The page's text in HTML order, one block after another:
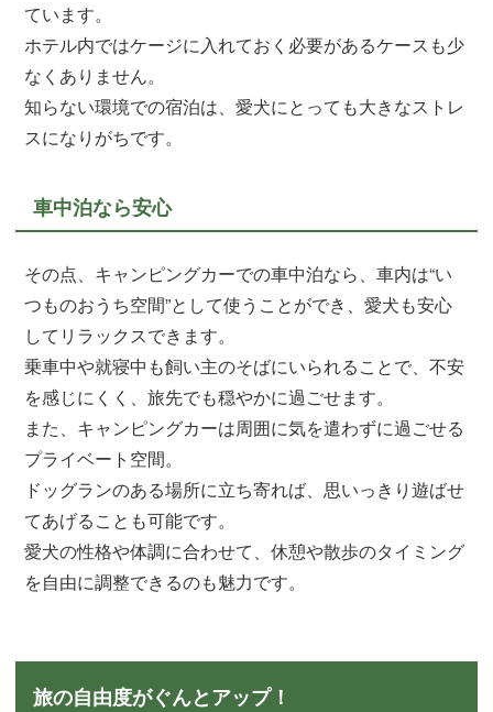
ています。
ホテル内ではケージに入れておく必要があるケースも少
なくありません。
知らない環境での宿泊は、愛犬にとっても大きなストレ
スになりがちです。
車中泊なら安心
その点、キャンピングカーでの車中泊なら、車内は“い
つものおうち空間”として使うことができ、愛犬も安心
してリラックスできます。
乗車中や就寝中も飼い主のそばにいられることで、不安
を感じにくく、旅先でも穏やかに過ごせます。
また、キャンピングカーは周囲に気を遣わずに過ごせる
プライベート空間。
ドッグランのある場所に立ち寄れば、思いっきり遊ばせ
てあげることも可能です。
愛犬の性格や体調に合わせて、休憩や散歩のタイミング
を自由に調整できるのも魅力です。
旅の自由度がぐんとアップ！